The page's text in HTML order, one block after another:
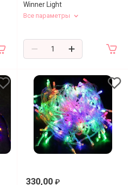
Winner Light
Все параметры
330,00 ₽